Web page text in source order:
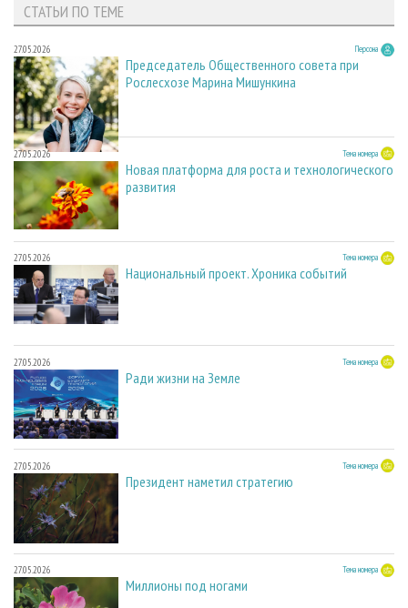
СТАТЬИ ПО ТЕМЕ
27.05.2026 Персона
Председатель Общественного совета при
Рослесхозе Марина Мишункина
27.05.2026 Тема номера
Новая платформа для роста и технологического
развития
27.05.2026 Тема номера
Национальный проект. Хроника событий
27.05.2026 Тема номера
Ради жизни на Земле
27.05.2026 Тема номера
Президент наметил стратегию
27.05.2026 Тема номера
Миллионы под ногами